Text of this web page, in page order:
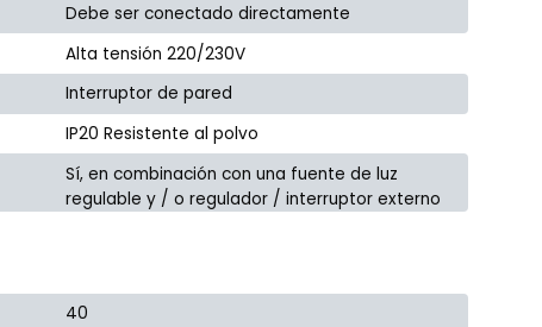
Debe ser conectado directamente
Alta tensión 220/230V
Interruptor de pared
IP20 Resistente al polvo
Sí, en combinación con una fuente de luz
regulable y / o regulador / interruptor externo
40